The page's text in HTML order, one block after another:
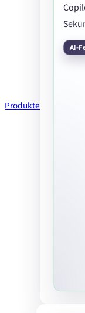
Produkte
AI-